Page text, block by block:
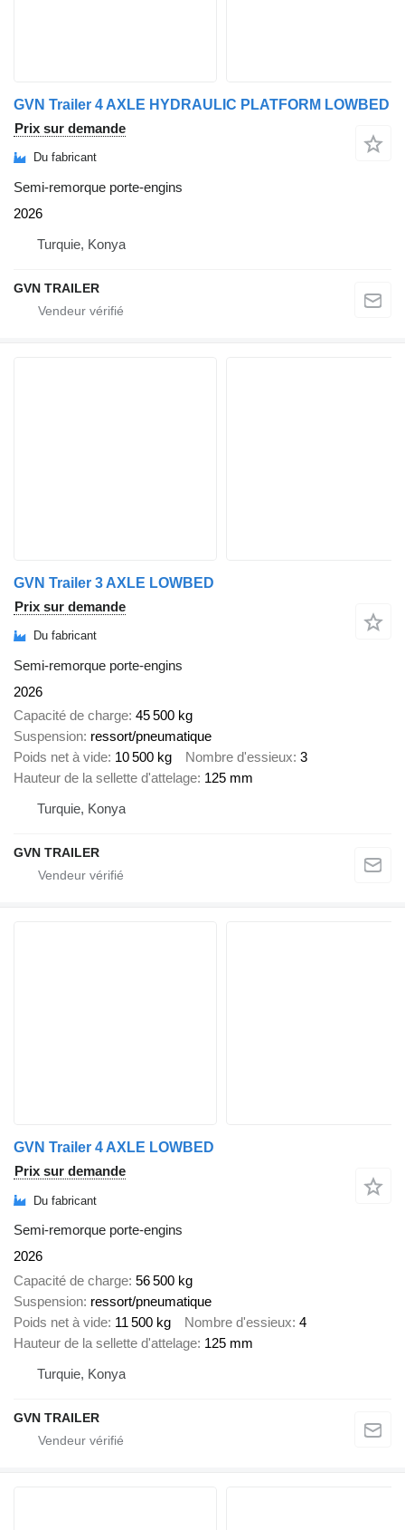
GVN Trailer 4 AXLE HYDRAULIC PLATFORM LOWBED
Prix sur demande
Du fabricant
Semi-remorque porte-engins
2026
Turquie, Konya
GVN TRAILER
GVN Trailer 3 AXLE LOWBED
Prix sur demande
Du fabricant
Semi-remorque porte-engins
2026
Capacité de charge 45 500 kg
Suspension ressort/pneumatique
Poids net à vide 10 500 kg Nombre d'essieux 3
Hauteur de la sellette d'attelage 125 mm
Turquie, Konya
GVN TRAILER
GVN Trailer 4 AXLE LOWBED
Prix sur demande
Du fabricant
Semi-remorque porte-engins
2026
Capacité de charge 56 500 kg
Suspension ressort/pneumatique
Poids net à vide 11 500 kg Nombre d'essieux 4
Hauteur de la sellette d'attelage 125 mm
Turquie, Konya
GVN TRAILER